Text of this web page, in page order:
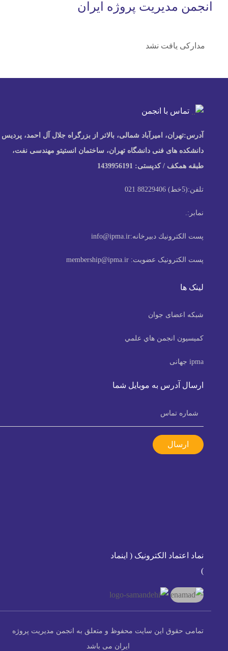
انجمن مدیریت پروژه ایران
مدارکی یافت نشد
تماس با انجمن
آدرس:تهران، امیرآباد شمالی، بالاتر از بزرگراه جلال آل احمد، پردیس
دانشکده های فنی دانشگاه تهران، ساختمان انستیتو مهندسی نفت،
طبقه همکف / کدپستی: 1439956191
تلفن:(5خط) 88229406 021
نمابر:.
پست الكترونيك دبیرخانه:info@ipma.ir
پست الکترونیک عضویت:membership@ipma.ir
لینک ها
شبکه اعضای جوان
كميسيون انجمن هاي علمي
ipma جهانی
ارسال آدرس به موبایل شما
ارسال
نماد اعتماد الکترونیک ( اینماد
تمامی حقوق این سایت محفوظ و متعلق به انجمن مدیریت پروژه
ایران می باشد